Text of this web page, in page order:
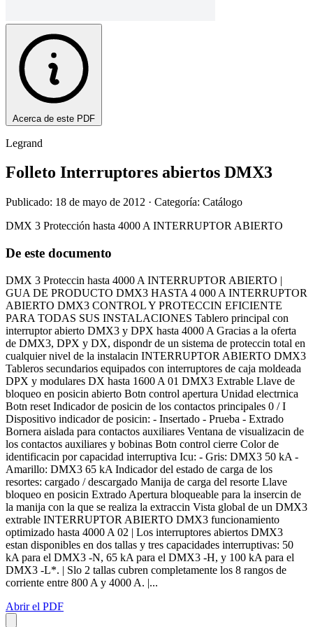
Acerca de este PDF
Legrand
Folleto Interruptores abiertos DMX3
Publicado: 18 de mayo de 2012 · Categoría: Catálogo
DMX 3 Protección hasta 4000 A INTERRUPTOR ABIERTO
De este documento
DMX 3 Proteccin hasta 4000 A INTERRUPTOR ABIERTO |
GUA DE PRODUCTO DMX3 HASTA 4 000 A INTERRUPTOR
ABIERTO DMX3 CONTROL Y PROTECCIN EFICIENTE
PARA TODAS SUS INSTALACIONES Tablero principal con
interruptor abierto DMX3 y DPX hasta 4000 A Gracias a la oferta
de DMX3, DPX y DX, dispondr de un sistema de proteccin total en
cualquier nivel de la instalacin INTERRUPTOR ABIERTO DMX3
Tableros secundarios equipados con interruptores de caja moldeada
DPX y modulares DX hasta 1600 A 01 DMX3 Extrable Llave de
bloqueo en posicin abierto Botn control apertura Unidad electrnica
Botn reset Indicador de posicin de los contactos principales 0 / I
Dispositivo indicador de posicin: - Insertado - Prueba - Extrado
Bornera aislada para contactos auxiliares Ventana de visualizacin de
los contactos auxiliares y bobinas Botn control cierre Color de
identificacin por capacidad interruptiva Icu: - Gris: DMX3 50 kA -
Amarillo: DMX3 65 kA Indicador del estado de carga de los
resortes: cargado / descargado Manija de carga del resorte Llave
bloqueo en posicin Extrado Apertura bloqueable para la insercin de
la manija con la que se realiza la extraccin Vista global de un DMX3
extrable INTERRUPTOR ABIERTO DMX3 funcionamiento
optimizado hasta 4000 A 02 | Los interruptores abiertos DMX3
estan disponibles en dos tallas y tres capacidades interruptivas: 50
kA para el DMX3 -N, 65 kA para el DMX3 -H, y 100 kA para el
DMX3 -L*. | Slo 2 tallas cubren completamente los 8 rangos de
corriente entre 800 A y 4000 A. |...
Abrir el PDF